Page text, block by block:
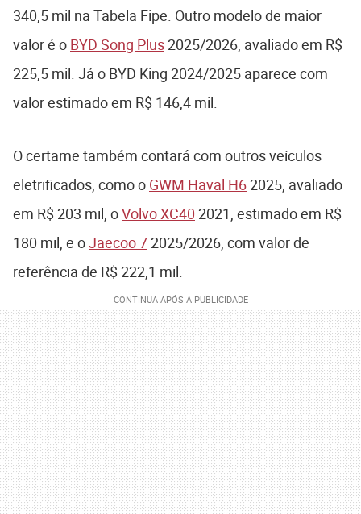
340,5 mil na Tabela Fipe. Outro modelo de maior
valor é o BYD Song Plus2025/2026, avaliado em R$
225,5 mil. Já o BYD King 2024/2025 aparece com
valor estimado em R$ 146,4 mil.
O certame também contará com outros veículos
eletrificados, como o GWM Haval H62025, avaliado
em R$ 203 mil, oVolvo XC40 2021, estimado em R$
180 mil, e oJaecoo 72025/2026, com valor de
referência de R$ 222,1 mil.